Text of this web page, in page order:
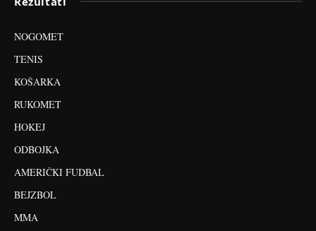
NOGOMET
TENIS
KOŠARKA
RUKOMET
HOKEJ
ODBOJKA
AMERIČKI FUDBAL
BEJZBOL
MMA